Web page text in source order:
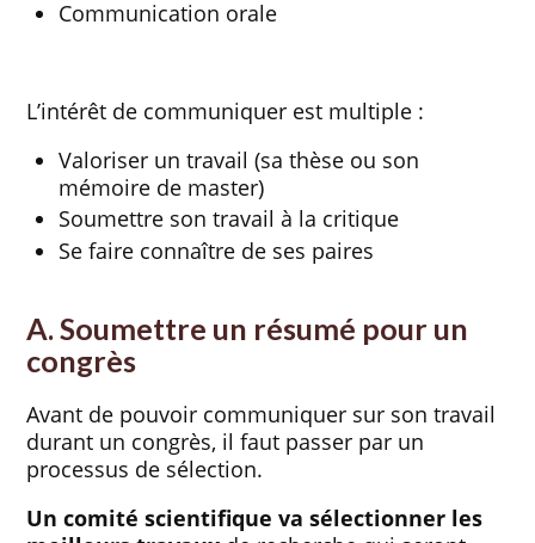
Communication orale
L’intérêt de communiquer est multiple :
Valoriser un travail (sa thèse ou son
mémoire de master)
Soumettre son travail à la critique
Se faire connaître de ses paires
A. Soumettre un résumé pour un
congrès
Avant de pouvoir communiquer sur son travail
durant un congrès, il faut passer par un
processus de sélection.
Un comité scientifique va sélectionner les